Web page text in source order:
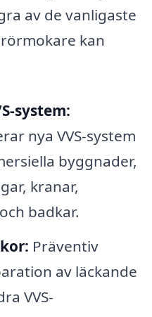
av de vanligaste
kan
system:
nya VVS-system
byggnader,
kranar,
badkar.
Präventiv
av läckande
VVS-